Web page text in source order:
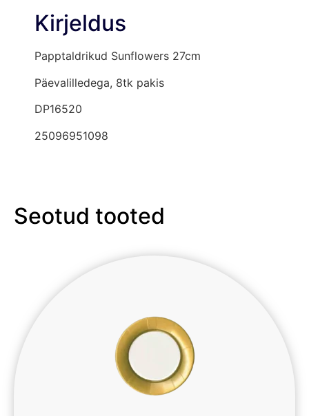
Kirjeldus
Papptaldrikud Sunflowers 27cm
Päevalilledega, 8tk pakis
DP16520
25096951098
Seotud tooted